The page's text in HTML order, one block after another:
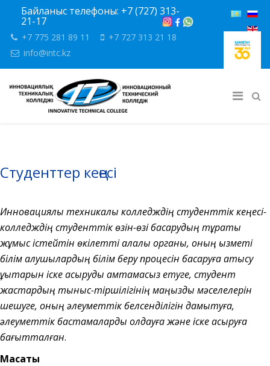
Байланыс телефоны: +7 (727) 313-
21-17
+7 775 281 89 11
+7 727 313 21 18
info@intc.kz
Студенттер кеңесі
Инновациялық техникалық колледждің студенттік кеңесі-
колледждің студенттік өзін-өзі басқарудың тұрақты
жұмыс істейтін өкілетті алқалы органы, оның қызметі
білім алушылардың білім беру процесін басқаруға қатысу
құқықтарын іске асыруды қамтамасыз етуге, студент
жастардың тыныс-тіршілігінің маңызды мәселелерін
шешуге, оның әлеуметтік белсенділігін дамытуға,
әлеуметтік бастамаларды қолдауға және іске асыруға
бағытталған.
Мақсаты